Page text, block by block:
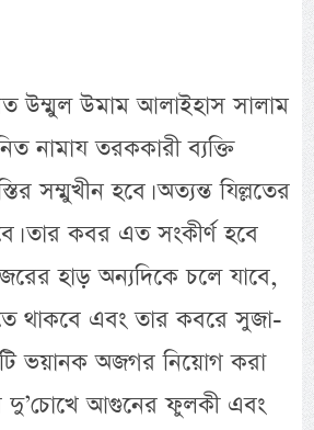
উম্মুল উমাম আলাইহাস সালাম
নামায তরককারী ব্যক্তি
সম্মুখীন হবে। অত্যন্ত যিল্লতের
তার কবর এত সংকীর্ণ হবে
হাড় অন্যদিকে চলে যাবে,
থাকবে এবং তার কবরে সুজা-
ভয়ানক অজগর নিয়োগ করা
দু’চোখে আগুনের ফুলকী এবং